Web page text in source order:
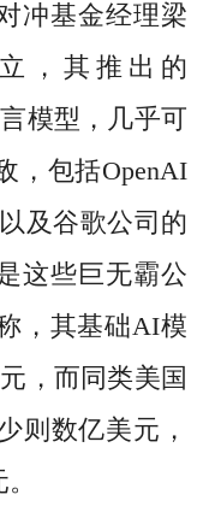
冲基金经理梁
，其推出的
模型，几乎可
，包括OpenAI
及谷歌公司的
这些巨无霸公
，其基础AI模
，而同类美国
则数亿美元，